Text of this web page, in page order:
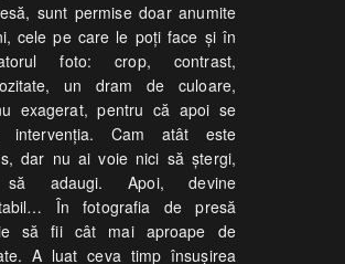
sunt permise doar anumite
cele pe care le poți face și în
foto: crop, contrast,
un dram de culoare,
exagerat, pentru că apoi se
intervenția. Cam atât este
dar nu ai voie nici să ștergi,
adaugi. Apoi, devine
În fotografia de presă
să fii cât mai aproape de
A luat ceva timp însușirea